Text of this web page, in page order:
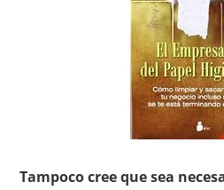
Tampoco cree que sea